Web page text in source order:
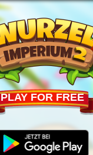
PLAY FOR FREE